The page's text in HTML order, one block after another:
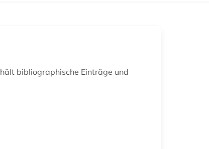
bibliographische Einträge und